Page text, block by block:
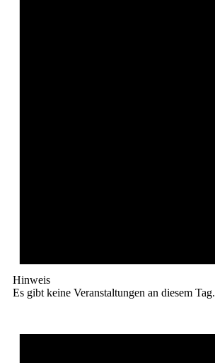
Hinweis
Es gibt keine Veranstaltungen an diesem Tag.